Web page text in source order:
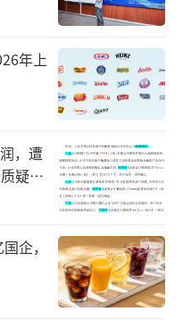
互联网媒介形态中
效率较差的媒介类
，能否形成“小红
介特点与小红书
认知里，小红书作
许之地”，无论是
年上
，遭
疑其
企，